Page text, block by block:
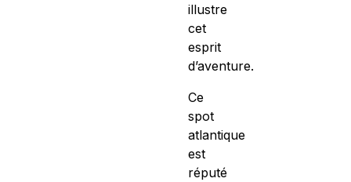
illustre
cet
esprit
d’aventure.
Ce
spot
atlantique
est
réputé